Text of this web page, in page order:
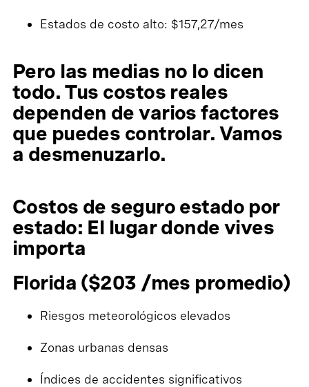
Estados de costo alto: $157,27/mes
Pero las medias no lo dicen
todo. Tus costos reales
dependen de varios factores
que puedes controlar. Vamos
a desmenuzarlo.
Costos de seguro estado por
estado: El lugar donde vives
importa
Florida ($203 /mes promedio)
Riesgos meteorológicos elevados
Zonas urbanas densas
Índices de accidentes significativos